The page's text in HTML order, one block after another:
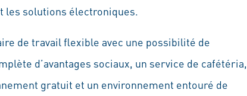
les solutions électroniques.
de travail flexible avec une possibilité de
d’avantages sociaux, un service de cafétéria,
gratuit et un environnement entouré de